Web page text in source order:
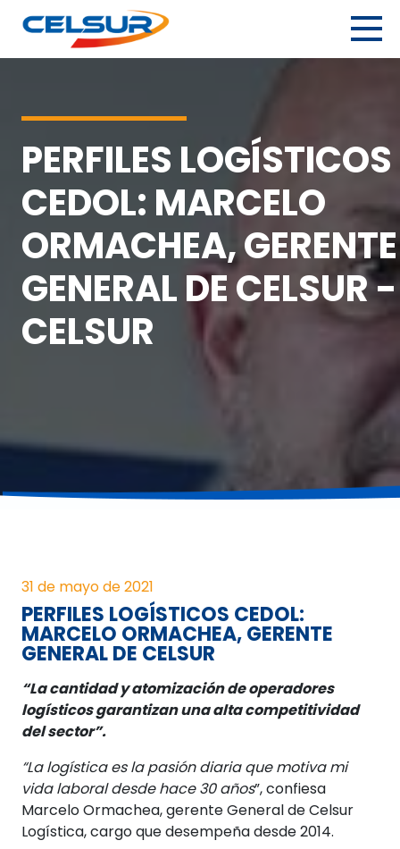
Celsur
Servicios logísticos integrales.
PERFILES LOGÍSTICOS
CEDOL: MARCELO
ORMACHEA, GERENTE
GENERAL DE CELSUR -
CELSUR
31 de mayo de 2021
PERFILES LOGÍSTICOS CEDOL:
MARCELO ORMACHEA, GERENTE
GENERAL DE CELSUR
“La cantidad y atomización de operadores
logísticos garantizan una alta competitividad
del sector”.
“La logística es la pasión diaria que motiva mi
vida laboral desde hace 30 años”, confiesa
Marcelo Ormachea, gerente General de Celsur
Logística, cargo que desempeña desde 2014.